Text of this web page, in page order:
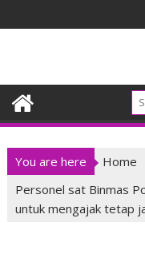
to
You are here Home
Personel sat Binmas
untuk mengajak tetap